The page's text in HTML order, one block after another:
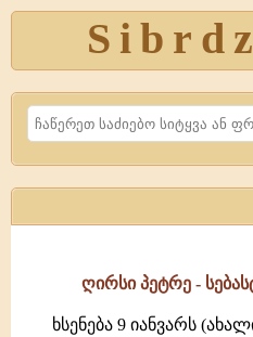
Search
ღირსი პეტრე -
ხსენება 9 იანვარს